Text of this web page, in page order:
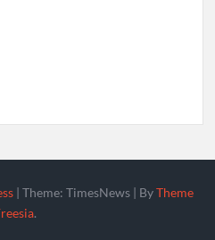
|Theme: TimesNews | ByTheme
.